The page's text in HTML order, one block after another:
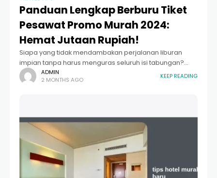
Panduan Lengkap Berburu Tiket
Pesawat Promo Murah 2024:
Hemat Jutaan Rupiah!
Siapa yang tidak mendambakan perjalanan liburan
impian tanpa harus menguras seluruh isi tabungan?
Salah satu komponen biaya terbesar dalam sebuah
perjalanan, baik domestik maupun internasional, adalah
ADMIN
2 MONTHS AGO
KEEP READING